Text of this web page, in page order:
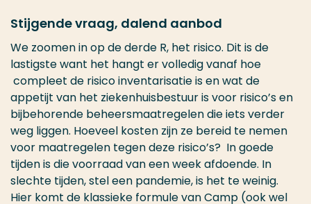
Stijgende vraag, dalend aanbod
We zoomen in op de derde R, het risico. Dit is de
lastigste want het hangt er volledig vanaf hoe
compleet de risico inventarisatie is en wat de
appetijt van het ziekenhuisbestuur is voor risico’s en
bijbehorende beheersmaatregelen die iets verder
weg liggen. Hoeveel kosten zijn ze bereid te nemen
voor maatregelen tegen deze risico’s? In goede
tijden is die voorraad van een week afdoende. In
slechte tijden, stel een pandemie, is het te weinig.
Hier komt de klassieke formule van Camp (ook wel